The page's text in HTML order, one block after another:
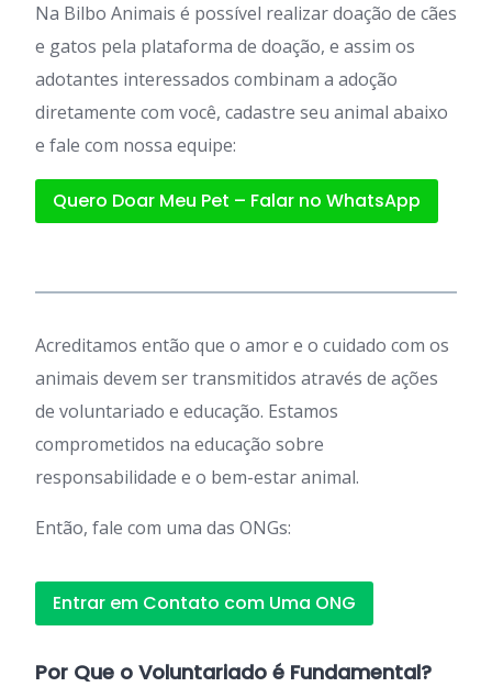
Na Bilbo Animais é possível realizar doação de cães
e gatos pela plataforma de doação, e assim os
adotantes interessados combinam a adoção
diretamente com você, cadastre seu animal abaixo
e fale com nossa equipe:
Quero Doar Meu Pet – Falar no WhatsApp
Acreditamos então que o amor e o cuidado com os
animais devem ser transmitidos através de ações
de voluntariado e educação. Estamos
comprometidos na educação sobre
responsabilidade e o bem-estar animal.
Então, fale com uma das ONGs:
Entrar em Contato com Uma ONG
Por Que o Voluntariado é Fundamental?